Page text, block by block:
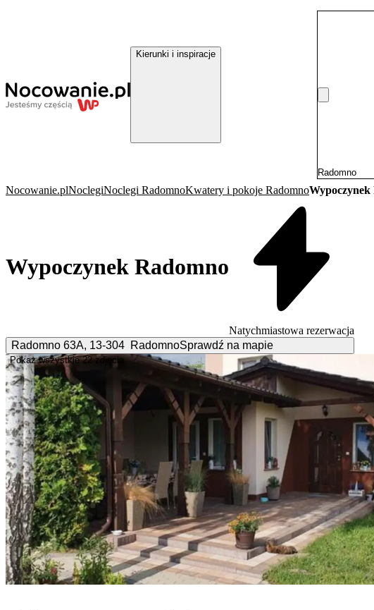
Kierunki i inspiracje
Nocowanie.plNoclegiNoclegi RadomnoKwatery i pokoje RadomnoWypoczynek
Wypoczynek Radomno
Natychmiastowa rezerwacja
Radomno 63A, 13-304 RadomnoSprawdź na mapie
Pokaż wszystkie 22 zdjęcia